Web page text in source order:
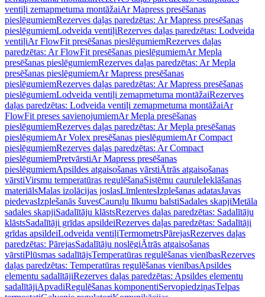
ventiļi zemapmetuma montāžaiAr Mapress presēšanas
pieslēgumiemRezerves daļas paredzētas: Ar Mapress presēšanas
pieslēgumiemLodveida ventiļiRezerves daļas paredzētas: Lodveida
ventiļiAr FlowFit presēšanas pieslēgumiemRezerves daļas
paredzētas: Ar FlowFit presēšanas pieslēgumiemAr Mepla
presēšanas pieslēgumiemRezerves daļas paredzētas: Ar Mepla
presēšanas pieslēgumiemAr Mapress presēšanas
pieslēgumiemRezerves daļas paredzētas: Ar Mapress presēšanas
pieslēgumiemLodveida ventiļi zemapmetuma montāžaiRezerves
daļas paredzētas: Lodveida ventiļi zemapmetuma montāžaiAr
FlowFit preses savienojumiemAr Mepla presēšanas
pieslēgumiemRezerves daļas paredzētas: Ar Mepla presēšanas
pieslēgumiemAr Volex presēšanas pieslēgumiemAr Compact
pieslēgumiemRezerves daļas paredzētas: Ar Compact
pieslēgumiemPretvārstiAr Mapress presēšanas
pieslēgumiemApsildes atgaisošanas vārstiĀtrās atgaisošanas
vārstiVirsmu temperatūras regulēšanaSistēmu cauruleIeklāšanas
materiālsMalas izolācijas joslasLīmlentesIzplešanas adatasJavas
piedevasIzplešanās šuvesCauruļu līkumu balstiSadales skapjiMetāla
sadales skapjiSadalītāju klāstsRezerves daļas paredzētas: Sadalītāju
klāstsSadalītāji grīdas apsildeiRezerves daļas paredzētas: Sadalītāji
grīdas apsildeiLodveida ventiļiTermometrsPārejasRezerves daļas
paredzētas: PārejasSadalītāju noslēgiĀtrās atgaisošanas
vārstiPlūsmas sadalītājsTemperatūras regulēšanas vienībasRezerves
daļas paredzētas: Temperatūras regulēšanas vienībasApsildes
elementu sadalītājiRezerves daļas paredzētas: Apsildes elementu
sadalītājiApvadiRegulēšanas komponentiServopiedziņasTelpas